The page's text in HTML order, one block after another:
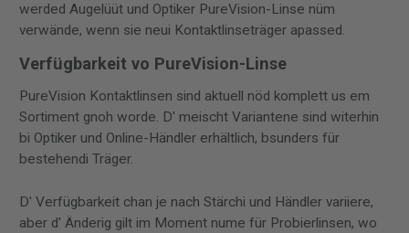
werded Augelüüt und Optiker PureVision-Linse nüm
verwände, wenn sie neui Kontaktlinseträger apassed.
Verfügbarkeit vo PureVision-Linse
PureVision Kontaktlinsen sind aktuell nöd komplett us em
Sortiment gnoh worde. D' meischt Variantene sind witerhin
bi Optiker und Online-Händler erhältlich, bsunders für
bestehendi Träger.
D' Verfügbarkeit chan je nach Stärchi und Händler variiere,
aber d' Änderig gilt im Moment nume für Probierlinsen, wo